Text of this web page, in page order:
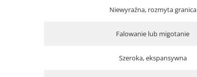
Niewyraźna, rozmyta granica
Falowanie lub migotanie
Szeroka, ekspansywna